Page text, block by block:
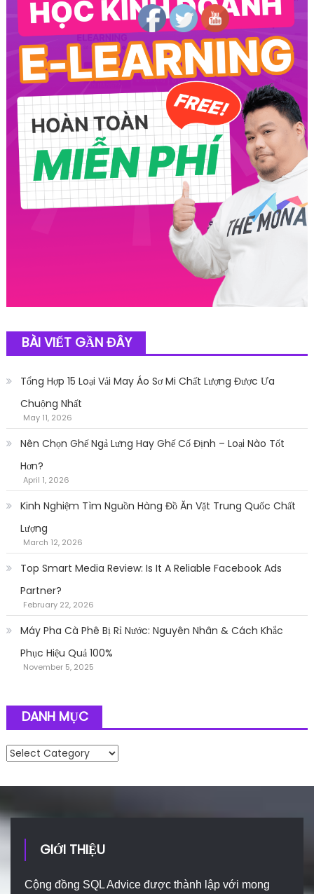
BÀI VIẾT GẦN ĐÂY
Tổng Hợp 15 Loại Vải May Áo Sơ Mi Chất Lượng Được Ưa
Chuộng Nhất
May 11, 2026
Nên Chọn Ghế Ngả Lưng Hay Ghế Cố Định – Loại Nào Tốt
Hơn?
April 1, 2026
Kinh Nghiệm Tìm Nguồn Hàng Đồ Ăn Vặt Trung Quốc Chất
Lượng
March 12, 2026
Top Smart Media Review: Is It A Reliable Facebook Ads
Partner?
February 22, 2026
Máy Pha Cà Phê Bị Rỉ Nước: Nguyên Nhân & Cách Khắc
Phục Hiệu Quả 100%
November 5, 2025
DANH MỤC
Danh mục
GIỚI THIỆU
Cộng đồng SQL Advice được thành lập với mong